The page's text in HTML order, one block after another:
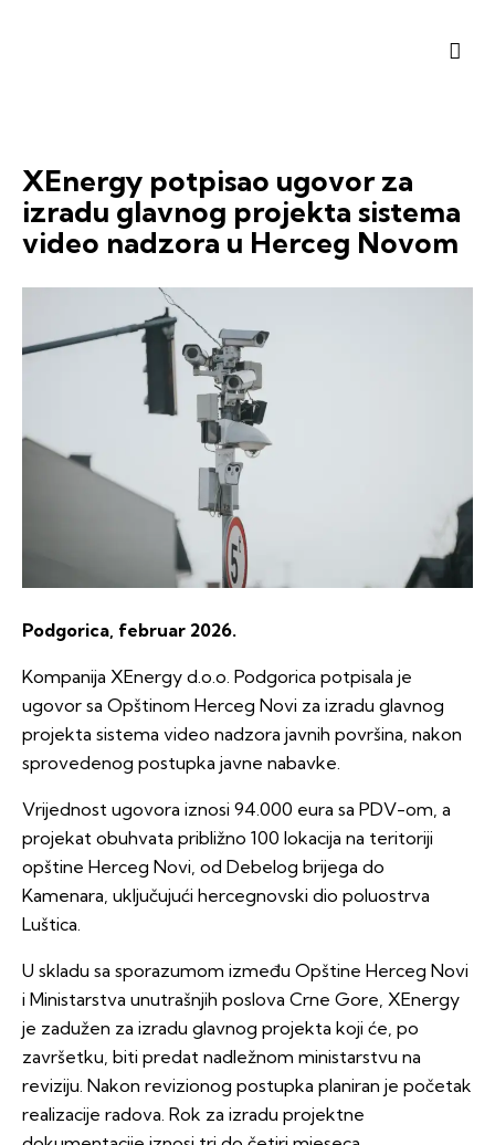
XEnergy potpisao ugovor za
izradu glavnog projekta sistema
video nadzora u Herceg Novom
Podgorica, februar 2026.
Kompanija XEnergy d.o.o. Podgorica potpisala je
ugovor sa Opštinom Herceg Novi za izradu glavnog
projekta sistema video nadzora javnih površina, nakon
sprovedenog postupka javne nabavke.
Vrijednost ugovora iznosi 94.000 eura sa PDV-om, a
projekat obuhvata približno 100 lokacija na teritoriji
opštine Herceg Novi, od Debelog brijega do
Kamenara, uključujući hercegnovski dio poluostrva
Luštica.
U skladu sa sporazumom između Opštine Herceg Novi
i Ministarstva unutrašnjih poslova Crne Gore, XEnergy
je zadužen za izradu glavnog projekta koji će, po
završetku, biti predat nadležnom ministarstvu na
reviziju. Nakon revizionog postupka planiran je početak
realizacije radova. Rok za izradu projektne